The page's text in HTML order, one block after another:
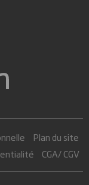
Plan du site
CGA/ CGV